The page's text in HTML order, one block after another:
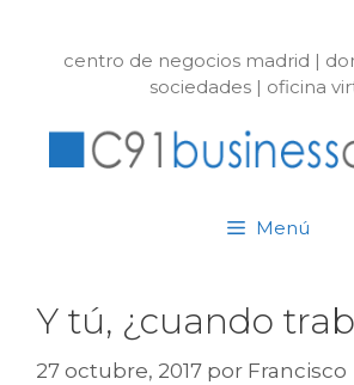
contenido
centro de negocios madrid |
sociedades | oficina
Menú
Y tú, ¿cuando
27 octubre, 2017 por Francisco